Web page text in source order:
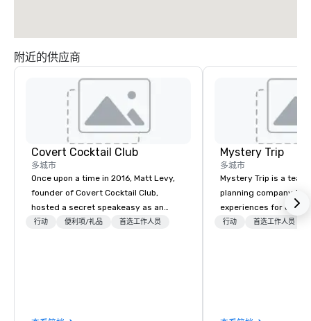
附近的供应商
Covert Cocktail Club
多城市
Once upon a time in 2016, Matt Levy,
founder of Covert Cocktail Club,
hosted a secret speakeasy as an
intimate place for strangers to gather
行动 便利项/礼品 首选工作人员
Mystery Trip
多城市
Mystery Trip is a
planning company
experiences for our
"mystery" is that
行动 首选工作人员